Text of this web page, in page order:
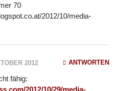
70
2012/10/media-
2012 ANTWORTEN
fähig:
2012/10/29/media-